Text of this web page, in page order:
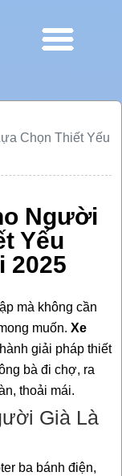
Chọn Thiết Yếu
Người
Yếu
2025
mà không cần
muốn. Xe
giải pháp thiết
bà đi chợ, ra
thoải mái.
Già Là
ba bánh điện,